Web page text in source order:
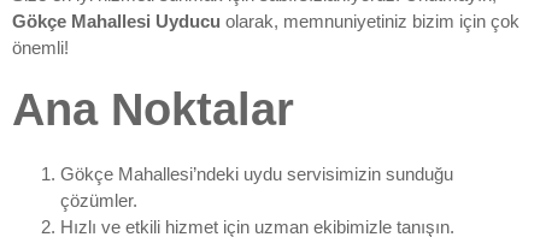
Gökçe Mahallesi Uyducu olarak, memnuniyetiniz bizim için çok
önemli!
Ana Noktalar
Gökçe Mahallesi’ndeki uydu servisimizin sunduğu
çözümler.
Hızlı ve etkili hizmet için uzman ekibimizle tanışın.